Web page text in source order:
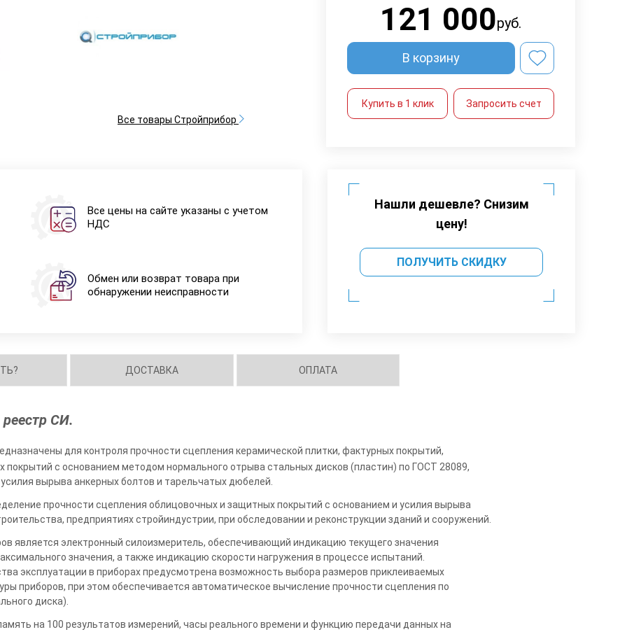
Все товары Стройприбор
121 000руб.
В корзину
Купить в 1 клик Запросить счет
Все цены на сайте указаны с учетом
НДС
Обмен или возврат товара при
обнаружении неисправности
Нашли дешевле? Снизим
цену!
ПОЛУЧИТЬ СКИДКУ
ДОСТАВКА ОПЛАТА
СИ.
для контроля прочности сцепления керамической плитки, фактурных покрытий,
покрытий с основанием методом нормального отрыва стальных дисков (пластин) по ГОСТ 28089,
вырыва анкерных болтов и тарельчатых дюбелей.
прочности сцепления облицовочных и защитных покрытий с основанием и усилия вырыва
предприятиях стройиндустрии, при обследовании и реконструкции зданий и сооружений.
является электронный силоизмеритель, обеспечивающий индикацию текущего значения
значения, а также индикацию скорости нагружения в процессе испытаний.
эксплуатации в приборах предусмотрена возможность выбора размеров приклеиваемых
приборов, при этом обеспечивается автоматическое вычисление прочности сцепления по
диска).
на 100 результатов измерений, часы реального времени и функцию передачи данных на